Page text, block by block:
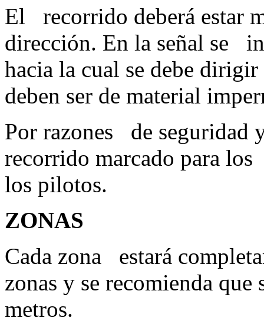
El recorrido deberá estar
dirección. En la señal se
hacia la cual se debe
deben ser de material
Por razones de seguridad
recorrido marcado para
los pilotos.
ZONAS
Cada zona estará
zonas y se recomienda
metros.